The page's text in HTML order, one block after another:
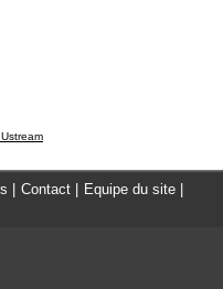
Contact Equipe du site